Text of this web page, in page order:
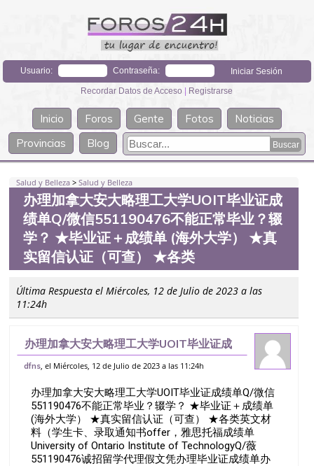
Usuario: Contraseña:
Recordar Datos de Acceso | Registrarse
Inicio Foros Gente Fotos
Noticias
Provincias
Blog
Salud y Belleza >Salud y Belleza
办理加拿大安大略理工大学UOIT毕业证成
绩单Q/微信551190476不能正常毕业？辍
学？ ★毕业证＋成绩单 (海外大学） ★真
实留信认证（可查） ★各类
Última Respuesta el Miércoles, 12 de Julio de 2023 a las
11:24h
办理加拿大安大略理工大学UOIT毕业证成
绩单Q/微信551190476不能正常毕业？辍
留信认证（可查） ★各类
dfns , el Miércoles, 12 de Julio de 2023 a las 11:24h
办理加拿大安大略理工大学UOIT毕业证成绩单Q/微信
551190476不能正常毕业？辍学？ ★毕业证＋成绩单
(海外大学） ★真实留信认证（可查） ★各类英文材
料（学生卡、录取通知书offer，雅思托福成绩单
University of Ontario Institute of TechnologyQ/薇
551190476诚招留学代理假文凭办理毕业证成绩单办